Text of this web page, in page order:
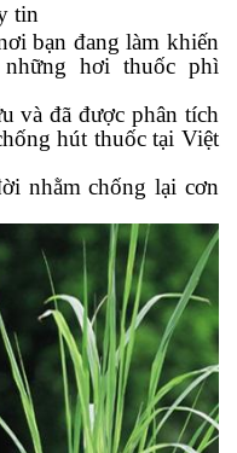
tin
bạn đang làm khiến
hơi thuốc phì
và đã được phân tích
hút thuốc tại Việt
nhằm chống lại cơn